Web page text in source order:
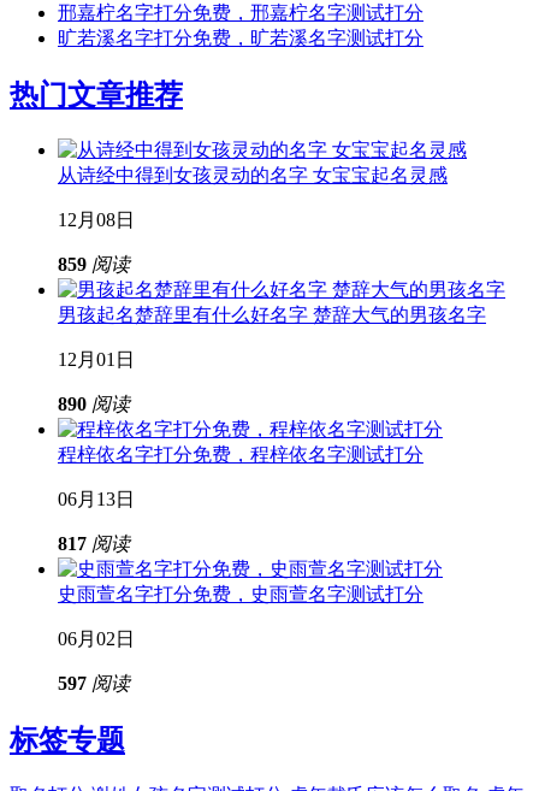
邢嘉柠名字打分免费，邢嘉柠名字测试打分
旷若溪名字打分免费，旷若溪名字测试打分
热门文章推荐
从诗经中得到女孩灵动的名字 女宝宝起名灵感
12月08日
859 阅读
男孩起名楚辞里有什么好名字 楚辞大气的男孩名字
12月01日
890 阅读
程梓依名字打分免费，程梓依名字测试打分
06月13日
817 阅读
史雨萱名字打分免费，史雨萱名字测试打分
06月02日
597 阅读
标签专题